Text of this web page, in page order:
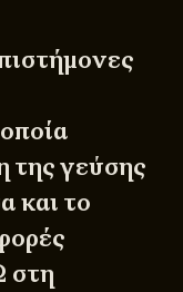
της γεύσης
και το
στη